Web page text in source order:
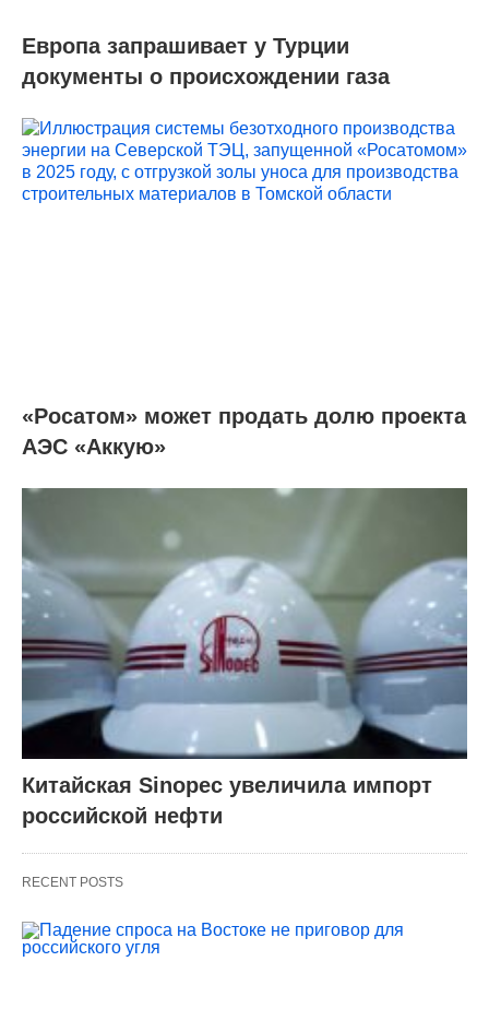
Европа запрашивает у Турции
документы о происхождении газа
«Росатом» может продать долю проекта
АЭС «Аккую»
Китайская Sinopec увеличила импорт
российской нефти
RECENT POSTS